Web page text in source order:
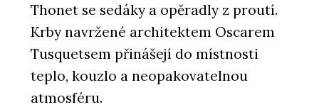
Thonet se sedáky a opěradly z proutí.
Krby navržené architektem Oscarem
Tusquetsem přinášejí do místnosti
teplo, kouzlo a neopakovatelnou
atmosféru.